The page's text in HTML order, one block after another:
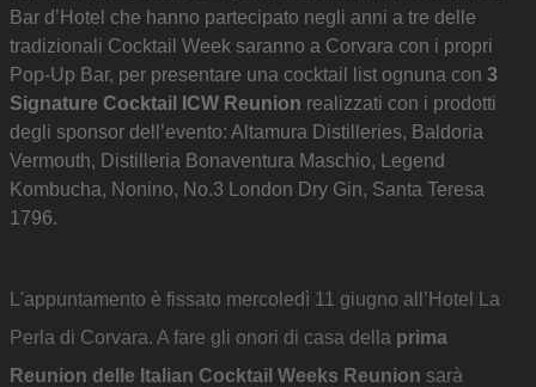
Bar d’Hotel che hanno partecipato negli anni a tre delle
tradizionali Cocktail Week saranno a Corvara con i propri
Pop-Up Bar, per presentare una cocktail list ognuna con 3
Signature Cocktail ICW Reunion realizzati con i prodotti
degli sponsor dell’evento: Altamura Distilleries, Baldoria
Vermouth, Distilleria Bonaventura Maschio, Legend
Kombucha, Nonino, No.3 London Dry Gin, Santa Teresa
1796.
L'appuntamento è fissato mercoledì 11 giugno all’Hotel La
Perla di Corvara. A fare gli onori di casa della prima
Reunion delle Italian Cocktail Weeks Reunion sarà